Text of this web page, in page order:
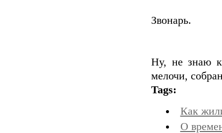
Звонарь.
Ну, не знаю
мелочи,
Tags:
Как
О